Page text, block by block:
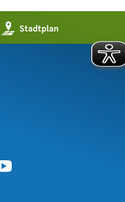
Stadtplan
(Öffnet
in
einem